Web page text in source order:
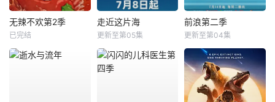
无辣不欢第2季
已完结
走近这片海
更新至第05集
前浪第二季
更新至第04集